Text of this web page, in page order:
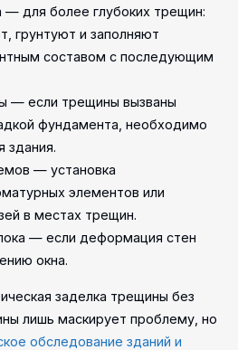
— для более глубоких трещин:
грунтуют и заполняют
составом с последующим
— если трещины вызваны
фундамента, необходимо
здания.
— установка
элементов или
в местах трещин.
— если деформация стен
окна.
заделка трещины без
лишь маскирует проблему, но
обследование зданий и